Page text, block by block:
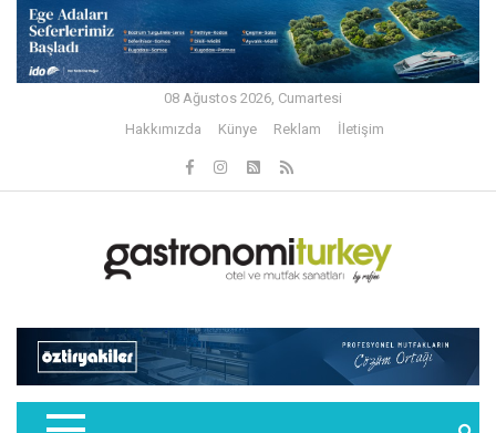
08 Ağustos 2026, Cumartesi
Hakkımızda
Künye Reklam İletişim